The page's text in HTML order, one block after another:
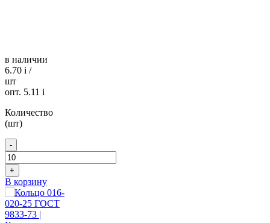
в наличии
6.70 i /
шт
опт. 5.11 i
Количество
(шт)
-
+
В корзину